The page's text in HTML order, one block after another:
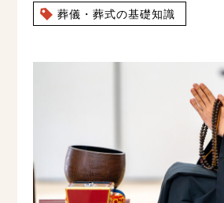
葬儀・葬式の基礎知識